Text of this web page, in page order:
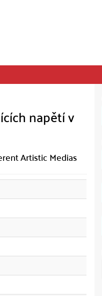
napětí v
Artistic Medias